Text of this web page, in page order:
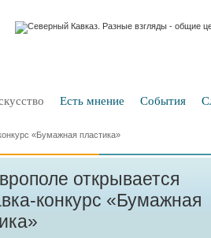
Есть мнение События
«Бумажная пластика»
открывается
конкурс «Бумажная